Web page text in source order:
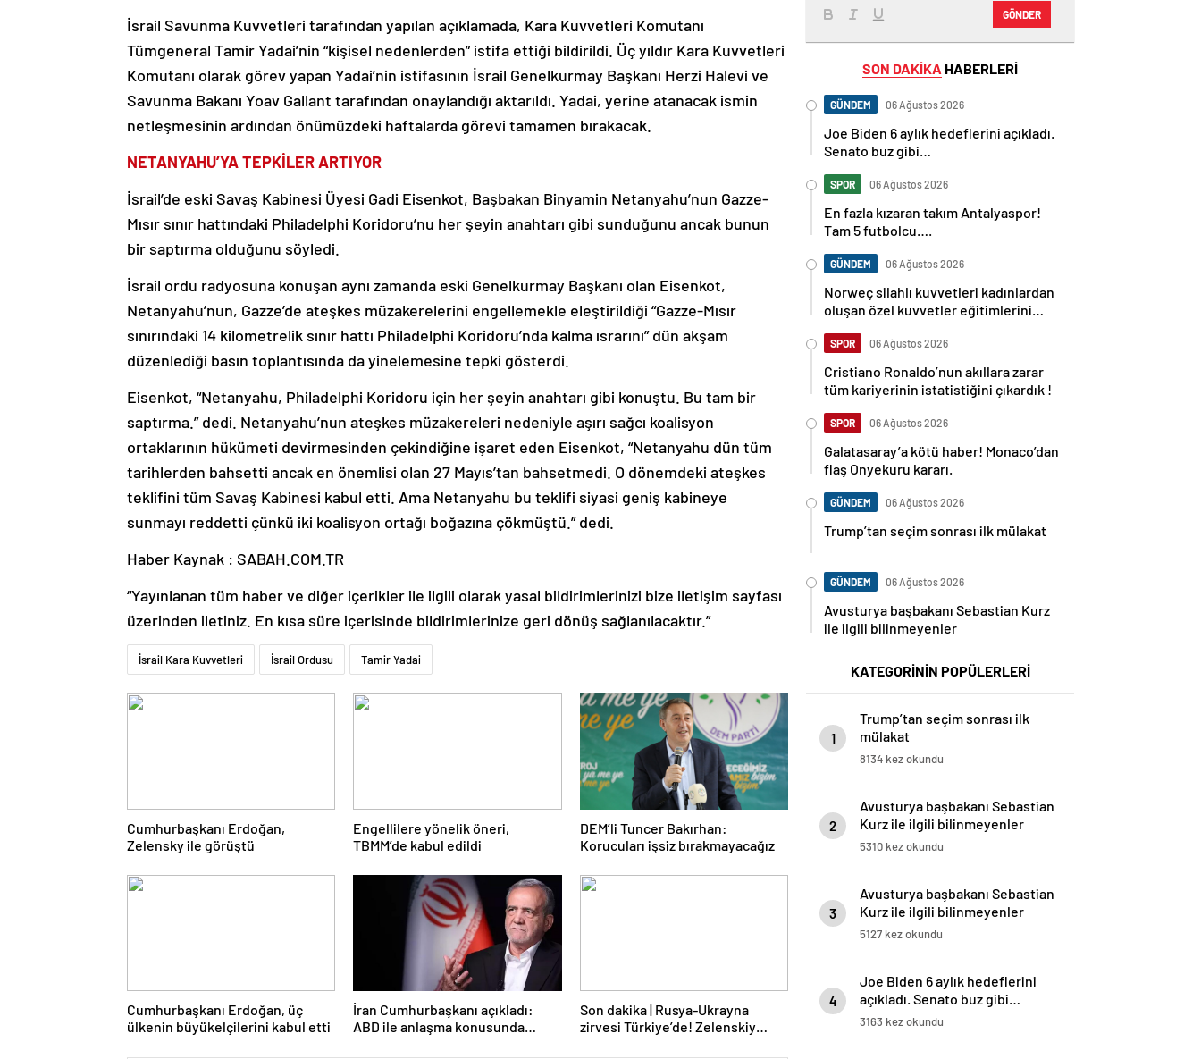
İsrail Savunma Kuvvetleri tarafından yapılan açıklamada, Kara Kuvvetleri Komutanı
Tümgeneral Tamir Yadai’nin “kişisel nedenlerden” istifa ettiği bildirildi. Üç yıldır Kara Kuvvetleri
Komutanı olarak görev yapan Yadai’nin istifasının İsrail Genelkurmay Başkanı Herzi Halevi ve
Savunma Bakanı Yoav Gallant tarafından onaylandığı aktarıldı. Yadai, yerine atanacak ismin
netleşmesinin ardından önümüzdeki haftalarda görevi tamamen bırakacak.
NETANYAHU’YA TEPKİLER ARTIYOR
İsrail’de eski Savaş Kabinesi Üyesi Gadi Eisenkot, Başbakan Binyamin Netanyahu’nun Gazze-
Mısır sınır hattındaki Philadelphi Koridoru’nu her şeyin anahtarı gibi sunduğunu ancak bunun
bir saptırma olduğunu söyledi.
İsrail ordu radyosuna konuşan aynı zamanda eski Genelkurmay Başkanı olan Eisenkot,
Netanyahu’nun, Gazze’de ateşkes müzakerelerini engellemekle eleştirildiği “Gazze-Mısır
sınırındaki 14 kilometrelik sınır hattı Philadelphi Koridoru’nda kalma ısrarını” dün akşam
düzenlediği basın toplantısında da yinelemesine tepki gösterdi.
Eisenkot, “Netanyahu, Philadelphi Koridoru için her şeyin anahtarı gibi konuştu. Bu tam bir
saptırma.” dedi. Netanyahu’nun ateşkes müzakereleri nedeniyle aşırı sağcı koalisyon
ortaklarının hükümeti devirmesinden çekindiğine işaret eden Eisenkot, “Netanyahu dün tüm
tarihlerden bahsetti ancak en önemlisi olan 27 Mayıs’tan bahsetmedi. O dönemdeki ateşkes
teklifini tüm Savaş Kabinesi kabul etti. Ama Netanyahu bu teklifi siyasi geniş kabineye
sunmayı reddetti çünkü iki koalisyon ortağı boğazına çökmüştü.” dedi.
Haber Kaynak : SABAH.COM.TR
“Yayınlanan tüm haber ve diğer içerikler ile ilgili olarak yasal bildirimlerinizi bize iletişim sayfası
üzerinden iletiniz. En kısa süre içerisinde bildirimlerinize geri dönüş sağlanılacaktır.”
İsrail Kara Kuvvetleri İsrail Ordusu Tamir Yadai
Cumhurbaşkanı Erdoğan,
Zelensky ile görüştü
Engellilere yönelik öneri,
TBMM’de kabul edildi
DEM’li Tuncer Bakırhan:
Korucuları işsiz bırakmayacağız
Cumhurbaşkanı Erdoğan, üç
ülkenin büyükelçilerini kabul etti
İran Cumhurbaşkanı açıkladı:
ABD ile anlaşma konusunda
Son dakika | Rusya-Ukrayna
zirvesi Türkiye’de! Zelenskiy
GÖNDER
SON DAKİKA HABERLERİ
GÜNDEM 06 Ağustos 2026
Joe Biden 6 aylık hedeflerini açıkladı.
Senato buz gibi…
SPOR 06 Ağustos 2026
En fazla kızaran takım Antalyaspor!
Tam 5 futbolcu….
GÜNDEM 06 Ağustos 2026
Norweç silahlı kuvvetleri kadınlardan
oluşan özel kuvvetler eğitimlerini
SPOR 06 Ağustos 2026
Cristiano Ronaldo’nun akıllara zarar
tüm kariyerinin istatistiğini çıkardık !
SPOR 06 Ağustos 2026
Galatasaray’a kötü haber! Monaco’dan
flaş Onyekuru kararı.
GÜNDEM 06 Ağustos 2026
Trump’tan seçim sonrası ilk mülakat
GÜNDEM 06 Ağustos 2026
Avusturya başbakanı Sebastian Kurz
ile ilgili bilinmeyenler
KATEGORİNİN POPÜLERLERİ
1
Trump’tan seçim sonrası ilk
mülakat
8134 kez okundu
2
Avusturya başbakanı Sebastian
Kurz ile ilgili bilinmeyenler
5310 kez okundu
3
Avusturya başbakanı Sebastian
Kurz ile ilgili bilinmeyenler
5127 kez okundu
4
Joe Biden 6 aylık hedeflerini
açıkladı. Senato buz gibi…
3163 kez okundu